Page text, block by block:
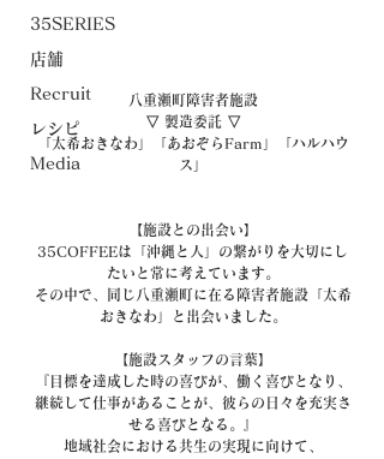
35SERIES
店舗
Recruit
レシピ
Media
八重瀬町障害者施設
▽ 製造委託 ▽
「太希おきなわ」「あおぞらFarm」「ハルハウ
ス」
【施設との出会い】
35COFFEEは「沖縄と人」の繋がりを大切にし
たいと常に考えています。
その中で、同じ八重瀬町に在る障害者施設「太希
おきなわ」と出会いました。
【施設スタッフの言葉】
『目標を達成した時の喜びが、働く喜びとなり、
継続して仕事があることが、彼らの日々を充実さ
せる喜びとなる。』
地域社会における共生の実現に向けて、